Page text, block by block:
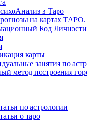
в Таро
на картах ТАРО.
Код
карты
занятия по
метод построения
по астрологии
о таро